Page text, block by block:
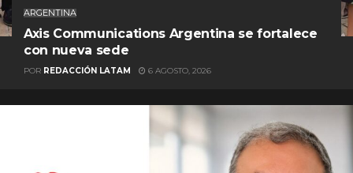
ARGENTINA
Axis Communications Argentina se fortalece
con nueva sede
POR REDACCIÓN LATAM 6 AGOSTO, 2026